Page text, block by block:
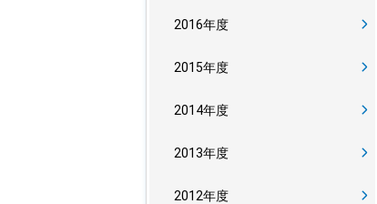
2016年度
2015年度
2014年度
2013年度
2012年度